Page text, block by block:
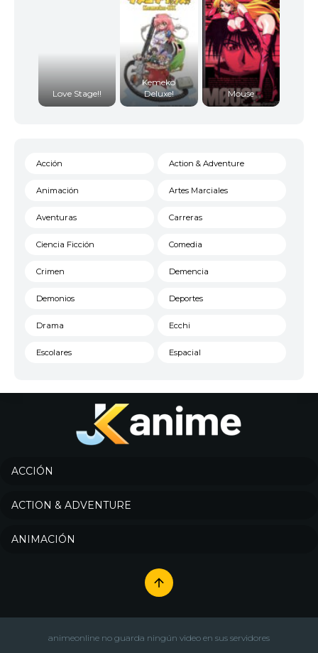
Love Stage!!
Kemeko
Deluxe!
Mouse
Acción Action & Adventure
Animación Artes Marciales
Aventuras Carreras
Ciencia Ficción Comedia
Crimen Demencia
Demonios Deportes
Drama Ecchi
Escolares Espacial
Historico
Josei
Música
Romance
ACCIÓN
ACTION & ADVENTURE
ANIMACIÓN
animeonline no guarda ningún video en sus servidores